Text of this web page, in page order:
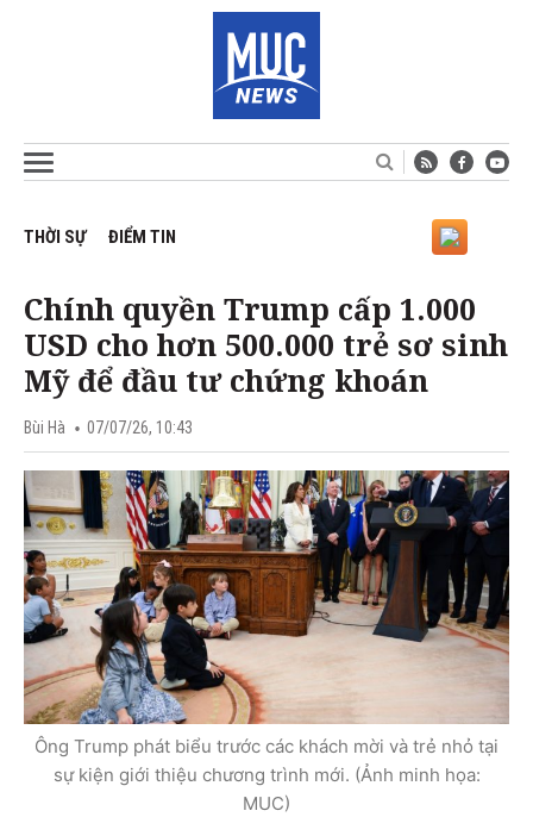
THỜI SỰ ĐIỂM TIN
Chính quyền Trump cấp 1.000
USD cho hơn 500.000 trẻ sơ sinh
Mỹ để đầu tư chứng khoán
Bùi Hà 07/07/26, 10:43
Ông Trump phát biểu trước các khách mời và trẻ nhỏ tại
sự kiện giới thiệu chương trình mới. (Ảnh minh họa:
MUC)